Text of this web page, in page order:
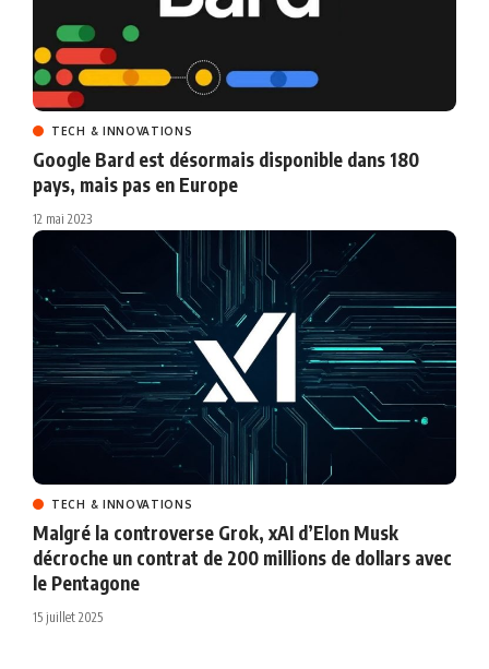
TECH & INNOVATIONS
Google Bard est désormais disponible dans 180
pays, mais pas en Europe
12 mai 2023
TECH & INNOVATIONS
Malgré la controverse Grok, xAI d’Elon Musk
décroche un contrat de 200 millions de dollars avec
le Pentagone
15 juillet 2025